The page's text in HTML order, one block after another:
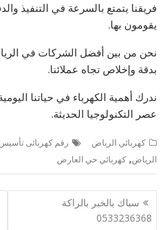
فريقنا يتمتع بالسرعة في التنفيذ
يقومون بها.
نحن من بين أفضل الشركات في
بدقة وإخلاص تجاه عملائنا.
ندرك أهمية الكهرباء في حياتنا
عصر التكنولوجيا الحديثة.
كهربائي الرياض رقم كهربائى
الرياض,كهربائي حي العارض
تصفّح
المقالات
سباك بالخبر بالراكة
0533236368